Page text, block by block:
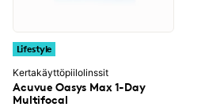
Lifestyle
Kertakäyttöpiilolinssit
Acuvue Oasys Max 1-Day
Multifocal